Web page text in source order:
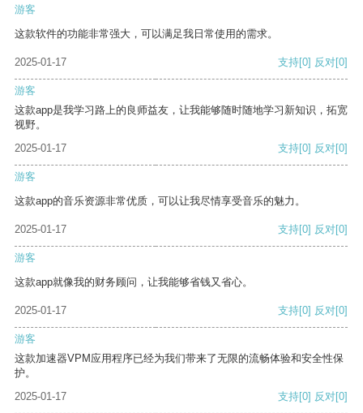
游客
这款软件的功能非常强大，可以满足我日常使用的需求。
2025-01-17 支持[0] 反对[0]
游客
这款app是我学习路上的良师益友，让我能够随时随地学习新知识，拓宽
视野。
2025-01-17
支持[0] 反对[0]
游客
这款app的音乐资源非常优质，可以让我尽情享受音乐的魅力。
2025-01-17 支持[0] 反对[0]
游客
这款app就像我的财务顾问，让我能够省钱又省心。
2025-01-17 支持[0] 反对[0]
游客
这款加速器VPM应用程序已经为我们带来了无限的流畅体验和安全性保
护。
2025-01-17
支持[0] 反对[0]